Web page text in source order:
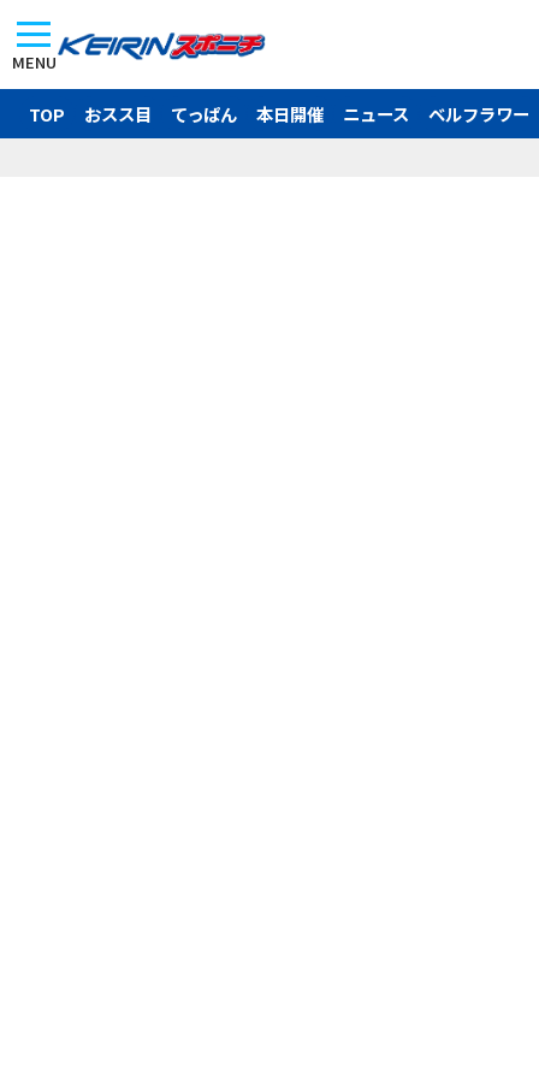
MENU
TOP おスス目 てっぱん 本日開催 ニュース ベルフラワー